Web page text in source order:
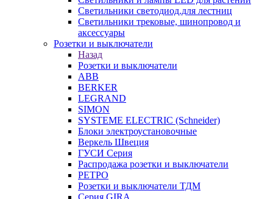
Светильники светодиод.для лестниц
Светильники трековые, шинопровод и
аксессуары
Розетки и выключатели
Назад
Розетки и выключатели
ABB
BERKER
LEGRAND
SIMON
SYSTEME ELECTRIC (Schneider)
Блоки электроустановочные
Веркель Швеция
ГУСИ Серия
Распродажа розетки и выключатели
РЕТРО
Розетки и выключатели ТДМ